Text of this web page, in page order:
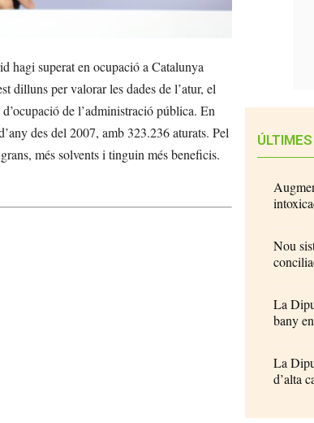
hagi superat en ocupació a Catalunya
dilluns per valorar les dades de l’atur, el
de l’administració pública. En
des del 2007, amb 323.236 aturats. Pel
més solvents i tinguin més beneficis.
Nou
La
bany
La
d’alta